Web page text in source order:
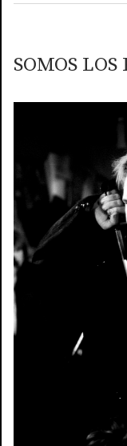
SOMOS LOS